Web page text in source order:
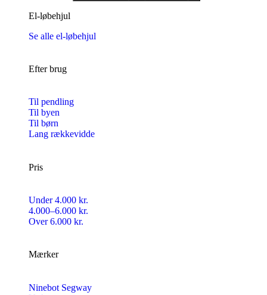
El-løbehjul
Se alle el-løbehjul
Efter brug
Til pendling
Til byen
Til børn
Lang rækkevidde
Pris
Under 4.000 kr.
4.000–6.000 kr.
Over 6.000 kr.
Mærker
Ninebot Segway